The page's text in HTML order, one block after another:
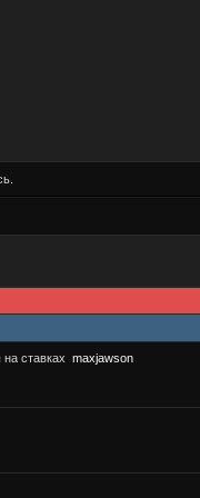
.
ставках maxjawson